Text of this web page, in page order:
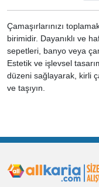
Çamaşırlarınızı
birimidir. Dayanıklı ve
sepetleri, banyo veya
Estetik ve işlevsel
düzeni sağlayarak, kirli
ve taşıyın.